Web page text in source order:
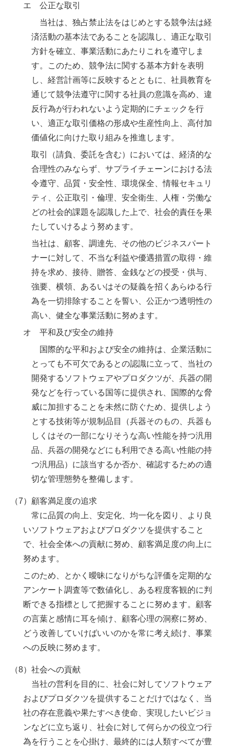
エ 公正な取引
当社は、独占禁止法をはじめとする競争法は経
済活動の基本法であることを認識し、適正な取引
方針を確立、事業活動にあたりこれを遵守しま
す。このため、競争法に関する基本方針を表明
し、経営計画等に反映するとともに、社員教育を
通じて競争法遵守に関する社員の意識を高め、違
反行為が行われないよう定期的にチェックを行
い、適正な取引価格の形成や生産性向上、高付加
価値化に向けた取り組みを推進します。
取引（請負、委託を含む）においては、経済的な
合理性のみならず、サプライチェーンにおける法
令遵守、品質・安全性、環境保全、情報セキュリ
ティ、公正取引・倫理、安全衛生、人権・労働な
どの社会的課題を認識した上で、社会的責任を果
たしていけるよう努めます。
当社は、顧客、調達先、その他のビジネスパート
ナーに対して、不当な利益や優遇措置の取得・維
持を求め、接待、贈答、金銭などの授受・供与、
強要、横領、あるいはその疑義を招くあらゆる行
為を一切排除することを誓い、公正かつ透明性の
高い、健全な事業活動に努めます。
オ 平和及び安全の維持
国際的な平和および安全の維持は、企業活動に
とっても不可欠であるとの認識に立って、当社の
開発するソフトウェアやプロダクツが、兵器の開
発などを行っている国等に提供され、国際的な脅
威に加担することを未然に防ぐため、提供しよう
とする技術等が規制品目（兵器そのもの、兵器も
しくはその一部になりそうな高い性能を持つ汎用
品、兵器の開発などにも利用できる高い性能の持
つ汎用品）に該当するか否か、確認するための適
切な管理態勢を整備します。
（7）顧客満足度の追求
常に品質の向上、安定化、均一化を図り、より良
いソフトウェアおよびプロダクツを提供すること
で、社会全体への貢献に努め、顧客満足度の向上に
努めます。
このため、とかく曖昧になりがちな評価を定期的な
アンケート調査等で数値化し、ある程度客観的に判
断できる指標として把握することに努めます。顧客
の言葉と感情に耳を傾け、顧客心理の洞察に努め、
どう改善していけばいいのかを常に考え続け、事業
への反映に努めます。
（8）社会への貢献
当社の営利を目的に、社会に対してソフトウェア
およびプロダクツを提供することだけではなく、当
社の存在意義や果たすべき使命、実現したいビジョ
ンなどに立ち返り、社会に対して何らかの役立つ行
為を行うことを心掛け、最終的には人類すべてが豊